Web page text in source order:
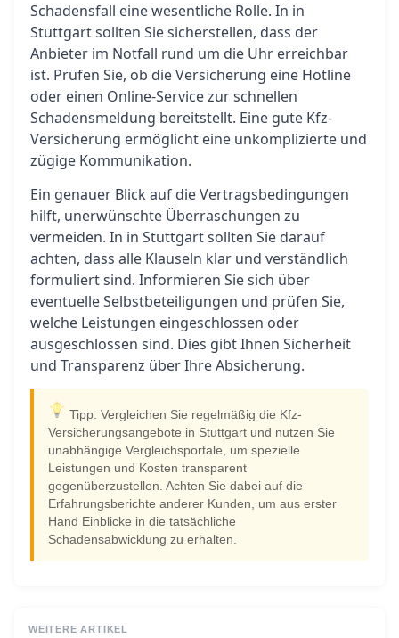
Schadensfall eine wesentliche Rolle. In in
Stuttgart sollten Sie sicherstellen, dass der
Anbieter im Notfall rund um die Uhr erreichbar
ist. Prüfen Sie, ob die Versicherung eine Hotline
oder einen Online-Service zur schnellen
Schadensmeldung bereitstellt. Eine gute Kfz-
Versicherung ermöglicht eine unkomplizierte und
zügige Kommunikation.
Ein genauer Blick auf die Vertragsbedingungen
hilft, unerwünschte Überraschungen zu
vermeiden. In in Stuttgart sollten Sie darauf
achten, dass alle Klauseln klar und verständlich
formuliert sind. Informieren Sie sich über
eventuelle Selbstbeteiligungen und prüfen Sie,
welche Leistungen eingeschlossen oder
ausgeschlossen sind. Dies gibt Ihnen Sicherheit
und Transparenz über Ihre Absicherung.
Tipp: Vergleichen Sie regelmäßig die Kfz-
Versicherungsangebote in Stuttgart und nutzen Sie
unabhängige Vergleichsportale, um spezielle
Leistungen und Kosten transparent
gegenüberzustellen. Achten Sie dabei auf die
Erfahrungsberichte anderer Kunden, um aus erster
Hand Einblicke in die tatsächliche
Schadensabwicklung zu erhalten.
WEITERE ARTIKEL